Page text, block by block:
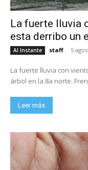
La fuerte lluvia
esta derribo un
Al Instante staff - 5
La fuerte lluvia con
Leer más